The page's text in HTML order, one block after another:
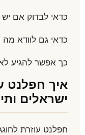
כדאי לבדוק אם
כדאי גם לוודא
כך אפשר להגיע
איך חפלנט
ישראלים
חפלנט עוזרת